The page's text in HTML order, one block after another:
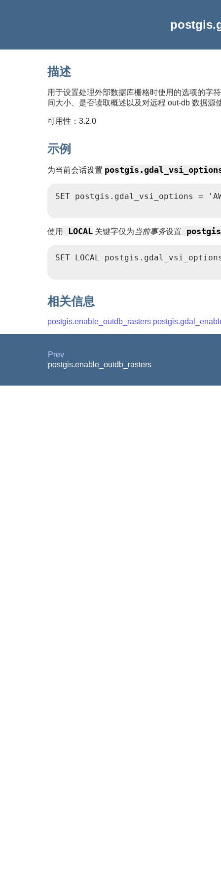
描述
用于设置处理外部数据库栅格时使用的选项的字
间大小、是否读取概述以及对远程 out-db 数据源
可用性：3.2.0
示例
为当前会话设置
SET postgis.gdal_vsi_options =
使用 LOCAL 关键字仅为 当前事务设置
SET LOCAL postgis.gdal_vsi_options
相关信息
postgis.enable_outdb_rasters
Prev
postgis.enable_outdb_rasters